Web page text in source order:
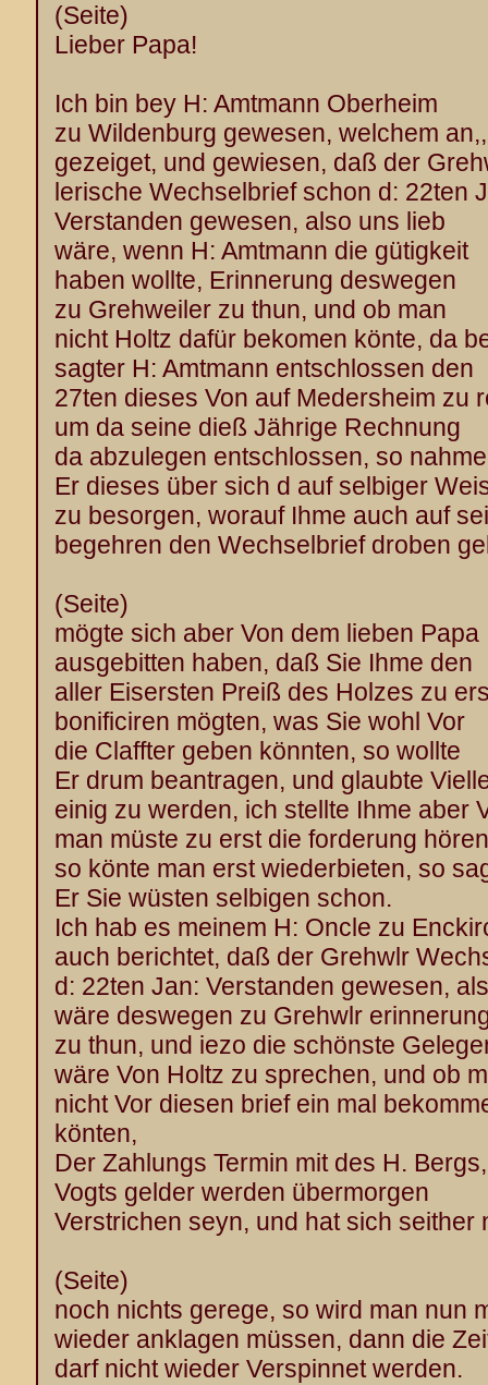
(Seite)
Lieber Papa!
Ich bin bey H: Amtmann Oberheim
zu Wildenburg gewesen, welchem an,,
gezeiget, und gewiesen, daß der
lerische Wechselbrief schon d: 22ten
Verstanden gewesen, also uns lieb
wäre, wenn H: Amtmann die gütigkeit
haben wollte, Erinnerung deswegen
zu Grehweiler zu thun, und ob man
nicht Holtz dafür bekomen könte, da
sagter H: Amtmann entschlossen den
27ten dieses Von auf Medersheim zu
um da seine dieß Jährige Rechnung
da abzulegen entschlossen, so nahme
Er dieses über sich d auf selbiger
zu besorgen, worauf Ihme auch auf
begehren den Wechselbrief droben
(Seite)
mögte sich aber Von dem lieben Papa
ausgebitten haben, daß Sie Ihme den
aller Eisersten Preiß des Holzes zu
bonificiren mögten, was Sie wohl Vor
die Claffter geben könnten, so wollte
Er drum beantragen, und glaubte
einig zu werden, ich stellte Ihme aber
man müste zu erst die forderung
so könte man erst wiederbieten, so
Er Sie wüsten selbigen schon.
Ich hab es meinem H: Oncle zu
auch berichtet, daß der Grehwlr
d: 22ten Jan: Verstanden gewesen,
wäre deswegen zu Grehwlr
zu thun, und iezo die schönste
wäre Von Holtz zu sprechen, und ob
nicht Vor diesen brief ein mal
könten,
Der Zahlungs Termin mit des H.
Vogts gelder werden übermorgen
Verstrichen seyn, und hat sich seither
(Seite)
noch nichts gerege, so wird man nun
wieder anklagen müssen, dann die
darf nicht wieder Verspinnet werden.